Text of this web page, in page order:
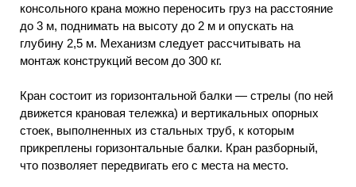
консольного крана можно переносить груз на расстояние
до 3 м, поднимать на высоту до 2 м и опускать на
глубину 2,5 м. Механизм следует рассчитывать на
монтаж конструкций весом до 300 кг.
Кран состоит из горизонтальной балки — стрелы (по ней
движется крановая тележка) и вертикальных опорных
стоек, выполненных из стальных труб, к которым
прикреплены горизонтальные балки. Кран разборный,
что позволяет передвигать его с места на место.